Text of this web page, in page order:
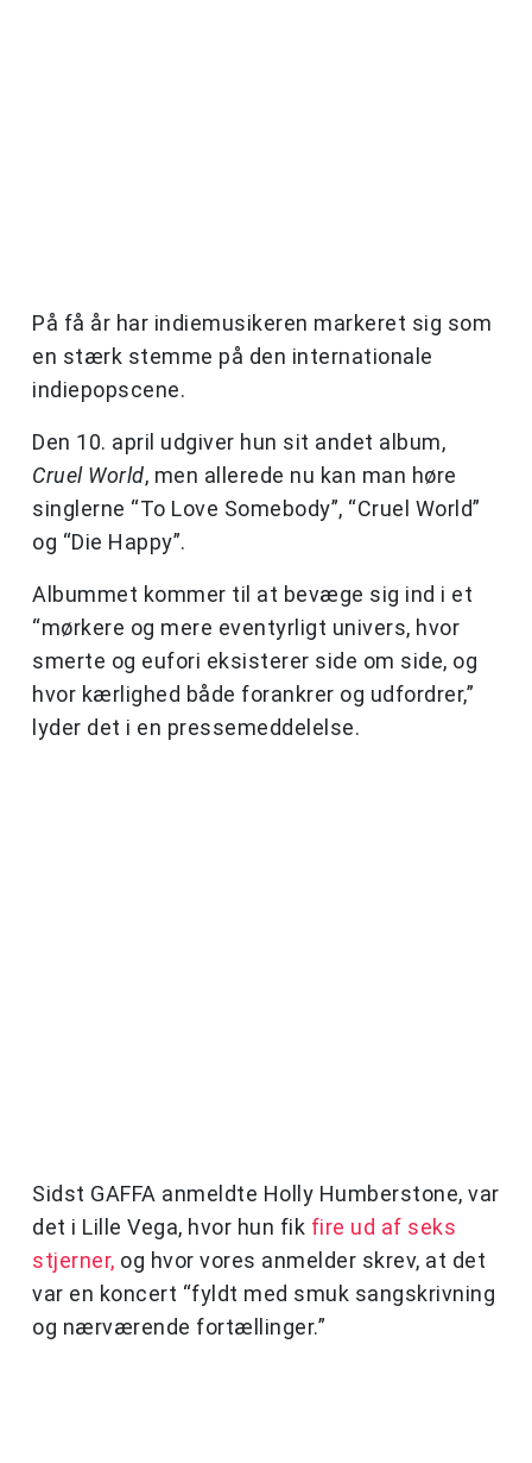
På få år har indiemusikeren markeret sig som
en stærk stemme på den internationale
indiepopscene.
Den 10. april udgiver hun sit andet album,
Cruel World, men allerede nu kan man høre
singlerne “To Love Somebody”, “Cruel World”
og “Die Happy”.
Albummet kommer til at bevæge sig ind i et
“mørkere og mere eventyrligt univers, hvor
smerte og eufori eksisterer side om side, og
hvor kærlighed både forankrer og udfordrer,”
lyder det i en pressemeddelelse.
Sidst GAFFA anmeldte Holly Humberstone, var
det i Lille Vega, hvor hun fik fire ud af seks
stjerner, og hvor vores anmelder skrev, at det
var en koncert “fyldt med smuk sangskrivning
og nærværende fortællinger.”